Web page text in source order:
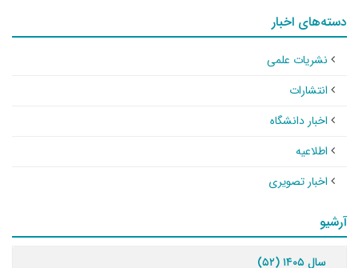
دسته‌های اخبار
نشریات علمی
انتشارات
اخبار دانشگاه
اطلاعیه
اخبار تصویری
آرشیو
سال ۱۴۰۵ (۵۲)